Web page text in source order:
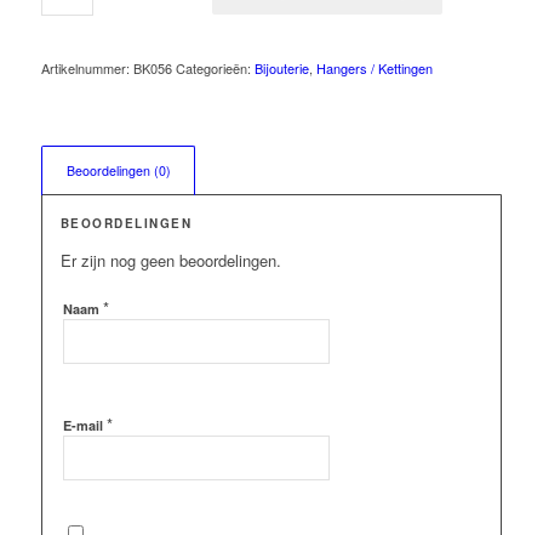
Artikelnummer: BK056 Categorieën: Bijouterie, Hangers / Kettingen
Beoordelingen (0)
BEOORDELINGEN
Er zijn nog geen beoordelingen.
Naam *
E-mail *